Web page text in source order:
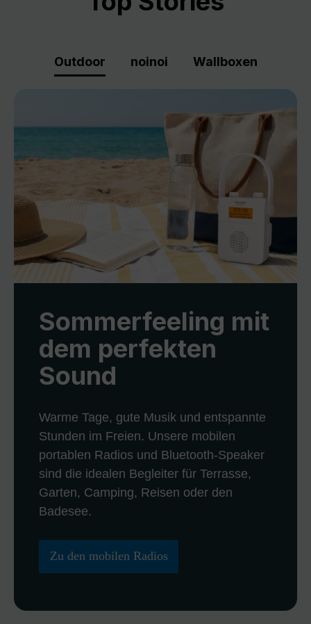
Outdoor noinoi Wallboxen
Sommerfeeling mit
dem perfekten
Sound
Warme Tage, gute Musik und entspannte
Stunden im Freien. Unsere mobilen
portablen Radios und Bluetooth-Speaker
sind die idealen Begleiter für Terrasse,
Garten, Camping, Reisen oder den
Badesee.
Zu den mobilen Radios